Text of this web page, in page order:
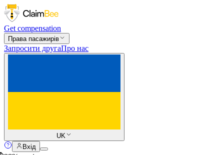
Get compensation
Права пасажирів
Запросити другаПро нас
UK
Вхід